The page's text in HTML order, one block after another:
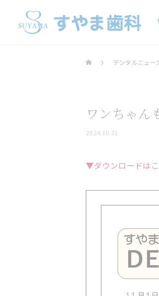
歯
ホ
デンタルニュー
ワンちゃん
2024.10.31
▼ダウンロードは